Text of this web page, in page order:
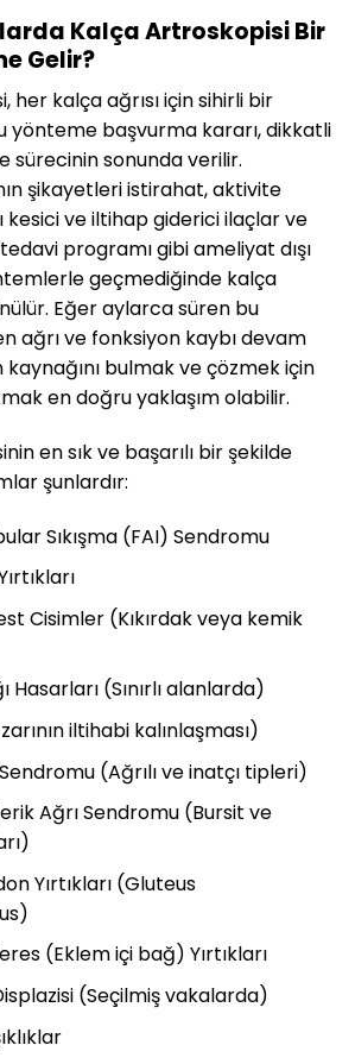
Kalça Artroskopisi Bir
Gelir?
her kalça ağrısı için sihirli bir
yönteme başvurma kararı, dikkatli
sürecinin sonunda verilir.
şikayetleri istirahat, aktivite
kesici ve iltihap giderici ilaçlar ve
programı gibi ameliyat dışı
geçmediğinde kalça
Eğer aylarca süren bu
ağrı ve fonksiyon kaybı devam
bulmak ve çözmek için
en doğru yaklaşım olabilir.
en sık ve başarılı bir şekilde
şunlardır:
Sıkışma (FAI) Sendromu
Cisimler (Kıkırdak veya kemik
Hasarları (Sınırlı alanlarda)
iltihabi kalınlaşması)
(Ağrılı ve inatçı tipleri)
Ağrı Sendromu (Bursit ve
Yırtıkları (Gluteus
(Eklem içi bağ) Yırtıkları
(Seçilmiş vakalarda)